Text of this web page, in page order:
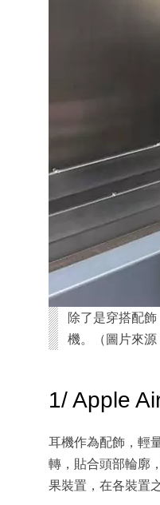
除了是穿搭配
機。（圖片來源
1/ Apple
耳機作為配飾，輕
轉，貼合頭部輪廓
果裝置，在各裝置